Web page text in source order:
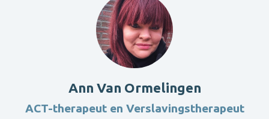
Ann Van Ormelingen
ACT-therapeut en Verslavingstherapeut